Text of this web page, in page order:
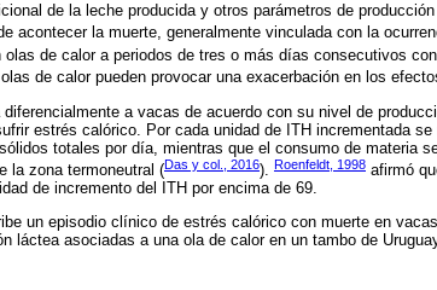
de la leche producida y otros parámetros de
acontecer la muerte, generalmente vinculada con la
olas de calor a periodos de tres o más días consecutivos
de calor pueden provocar una exacerbación en los
a vacas de acuerdo con su nivel de
estrés calórico. Por cada unidad de ITH incrementada
totales por día, mientras que el consumo de materia
la zona termoneutral (Das y col., 2016). Roenfeldt, 1998 afirmó
de incremento del ITH por encima de 69.
un episodio clínico de estrés calórico con muerte en
láctea asociadas a una ola de calor en un tambo de